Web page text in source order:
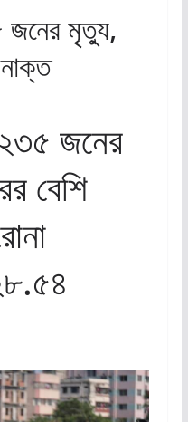
মৃত্যু,
জনের
বেশি